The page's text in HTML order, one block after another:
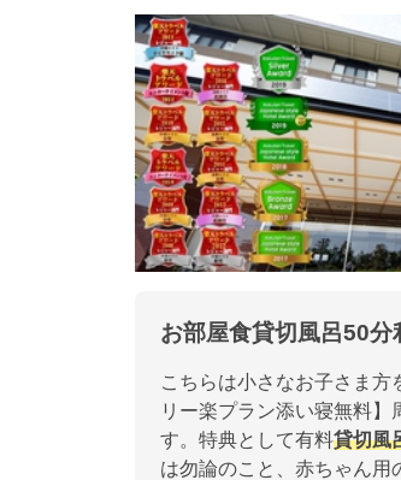
お部屋食貸切風呂50
こちらは小さなお子さま方
リー楽プラン添い寝無料】
す。特典として有料貸切風
は勿論のこと、赤ちゃん用